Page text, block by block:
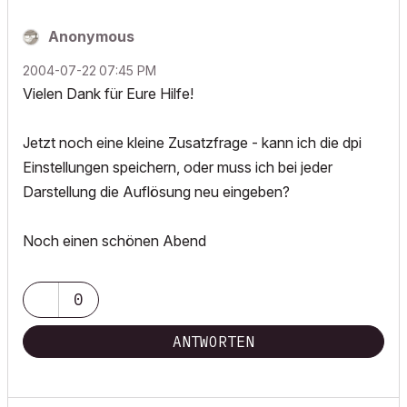
Anonymous
‎2004-07-22 07:45 PM
Vielen Dank für Eure Hilfe!
Jetzt noch eine kleine Zusatzfrage - kann ich die dpi
Einstellungen speichern, oder muss ich bei jeder
Darstellung die Auflösung neu eingeben?
Noch einen schönen Abend
0
ANTWORTEN